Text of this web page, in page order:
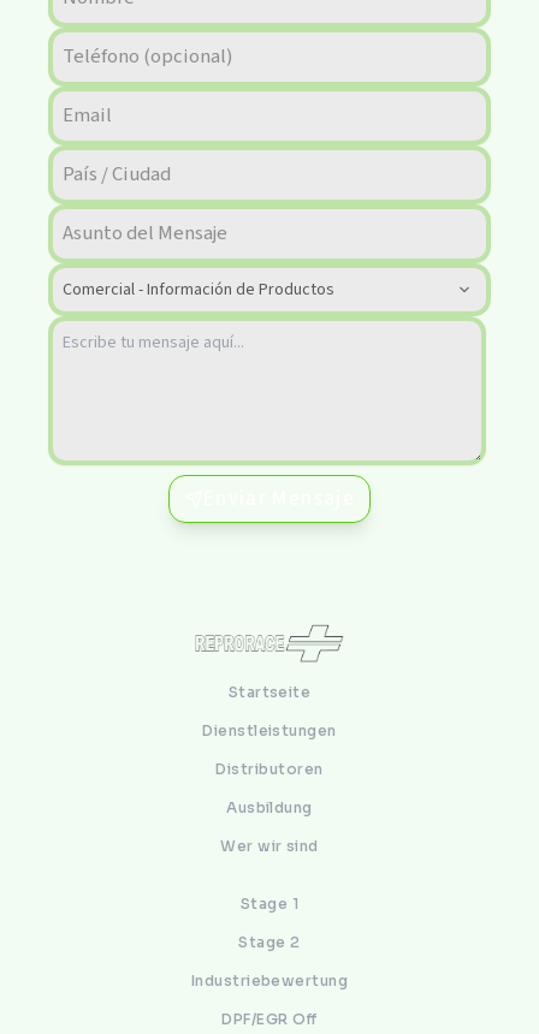
Startseite
Dienstleistungen
Distributoren
Ausbildung
Wer wir sind
Stage 1
Stage 2
Industriebewertung
DPF/EGR Off